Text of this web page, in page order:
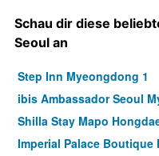
Schau dir diese
Seoul an
Step Inn Myeongdong 1
ibis Ambassador Seoul
Shilla Stay Mapo
Imperial Palace Boutique